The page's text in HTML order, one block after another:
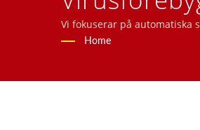
Tillverkare
Vi fokuserar på automatiska
Home